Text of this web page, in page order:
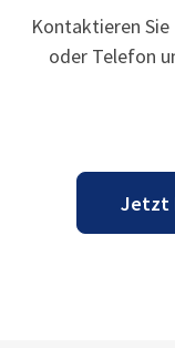
Kontaktieren
oder Telefon